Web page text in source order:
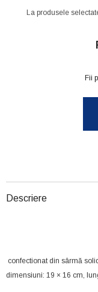
La produsele
Fii
Descriere
confectionat din sârmă
dimensiuni: 19 × 16 cm,